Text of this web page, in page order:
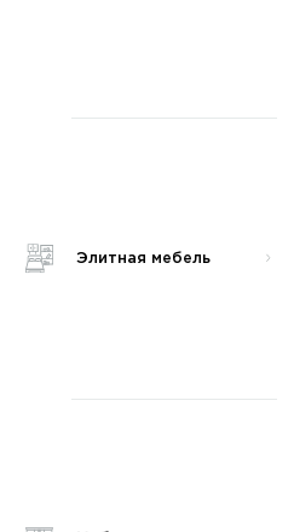
Элитная мебель